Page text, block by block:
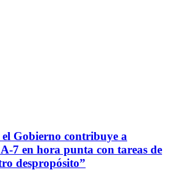
Gobierno contribuye a
7 en hora punta con tareas de
despropósito”